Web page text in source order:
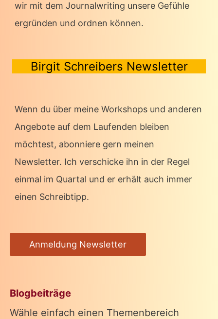
wir mit dem Journalwriting unsere Gefühle
ergründen und ordnen können.
Birgit Schreibers Newsletter
Wenn du über meine Workshops und anderen
Angebote auf dem Laufenden bleiben
möchtest, abonniere gern meinen
Newsletter. Ich verschicke ihn in der Regel
einmal im Quartal und er erhält auch immer
einen Schreibtipp.
Anmeldung Newsletter
Blogbeiträge
Wähle einfach einen Themenbereich